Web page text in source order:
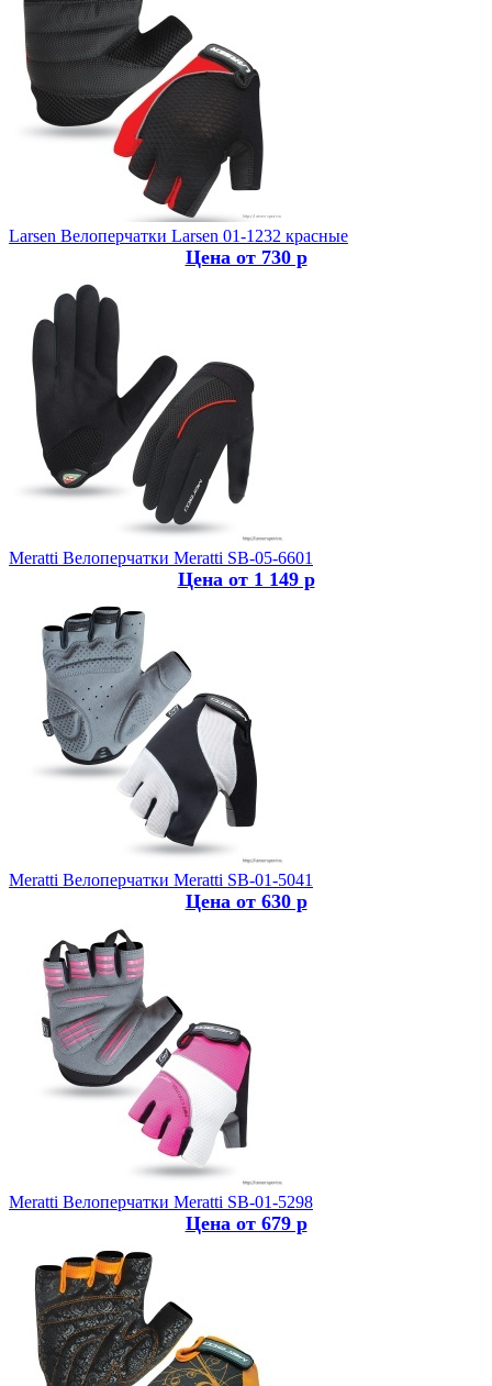
Larsen Велоперчатки Larsen 01-1232 красные
Цена от 730 р
Meratti Велоперчатки Meratti SB-05-6601
Цена от 1 149 р
Meratti Велоперчатки Meratti SB-01-5041
Цена от 630 р
Meratti Велоперчатки Meratti SB-01-5298
Цена от 679 р